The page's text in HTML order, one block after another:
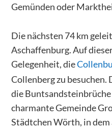
Gemünden oder
Die nächsten 74 km
Aschaffenburg. Auf
Gelegenheit, die
Collenberg zu
die
charmante Gemeinde
Städtchen Wörth, in dem